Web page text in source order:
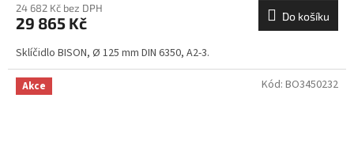
24 682 Kč bez DPH
29 865 Kč Do košíku
Sklíčidlo BISON, Ø 125 mm DIN 6350, A2-3.
Akce Kód: BO3450232